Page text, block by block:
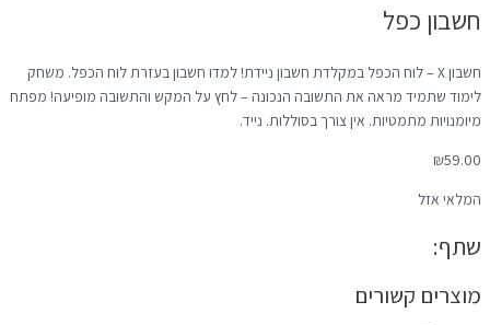
חשבון כפל
חשבון X – לוח הכפל במקלדת חשבון ניידת! למדו חשבון בעזרת לוח הכפל. משחק
לימוד שתמיד מראה את התשובה הנכונה – לחץ על המקש והתשובה מופיעה! מפתח
מיומנויות מתמטיות. אין צורך בסוללות. נייד.
₪59.00
המלאי אזל
שתף:
מוצרים קשורים